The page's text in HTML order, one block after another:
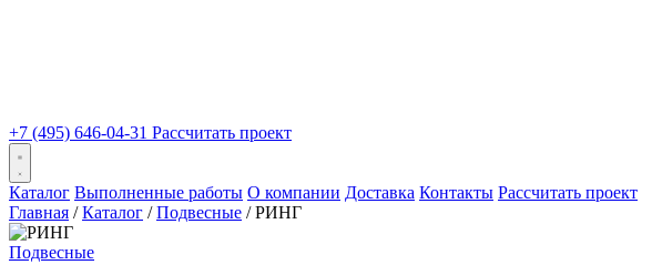
+7 (495) 646-04-31 Рассчитать проект
Каталог Выполненные работы О компании Доставка Контакты Рассчитать проект
Главная / Каталог / Подвесные / РИНГ
Подвесные